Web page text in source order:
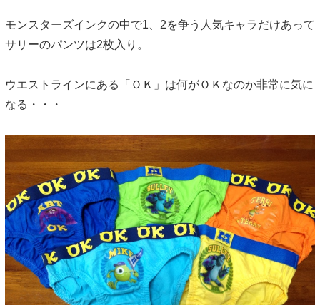
モンスターズインクの中で1、2を争う人気キャラだけあって
サリーのパンツは2枚入り。
ウエストラインにある「ＯＫ」は何がＯＫなのか非常に気に
なる・・・